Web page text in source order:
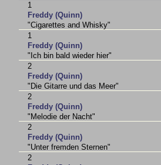
1
Freddy (Quinn)
"Cigarettes and Whisky"
1
Freddy (Quinn)
"Ich bin bald wieder hier"
2
Freddy (Quinn)
"Die Gitarre und das Meer"
2
Freddy (Quinn)
"Melodie der Nacht"
2
Freddy (Quinn)
"Unter fremden Sternen"
2